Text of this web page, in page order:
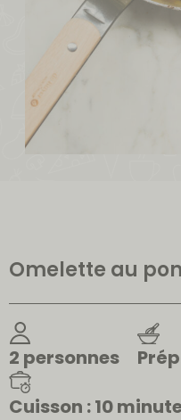
Omelette au
2 personnes
Cuisson : 10